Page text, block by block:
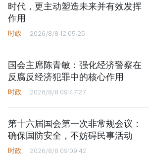
时代，更主动塑造未来并有效发挥
作用
时政 2026/8/8 12:05:25
国会主席陈青敏：强化经济警察在
反腐反经济犯罪中的核心作用
时政 2026/8/8 09:47:27
第十六届国会第一次非常规会议：
确保国防安全，不妨碍民事活动
时政 2026/8/8 09:09:42